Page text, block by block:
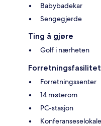
Babybadekar
Sengegjerde
Ting å gjøre
Golf i nærheten
Forretningssenter
14 møterom
PC-stasjon